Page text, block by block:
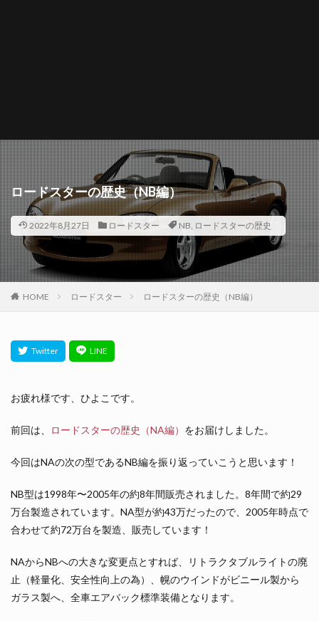
ロードスターの歴史（NB編）
2022年8月27日 ロードスター NB, ロードスターの歴史
HOME ロードスター ロードスターの歴史（NB編）
お疲れ様です、ひよこです。
前回は、 ロードスターの歴史（NA編） をお届けしました。
今回はNAの次の型であるNB編を振り返っていこうと思います！
NB型は1998年〜2005年の約8年間販売されました。8年間で約29
万台製造されています。NA型が約43万だったので、2005年時点で
合わせて約72万台を製造、販売しています！
NAからNBへの大きな変更点とすれば、リトラクタブルライトの廃
止（軽量化、安全性向上の為）、幌のウインドがビニール製から
ガラス製へ、全車エアバック標準装備となります。